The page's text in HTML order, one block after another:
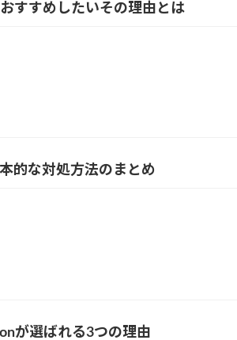
すすめしたいその理由とは
的な対処方法のまとめ
が選ばれる3つの理由